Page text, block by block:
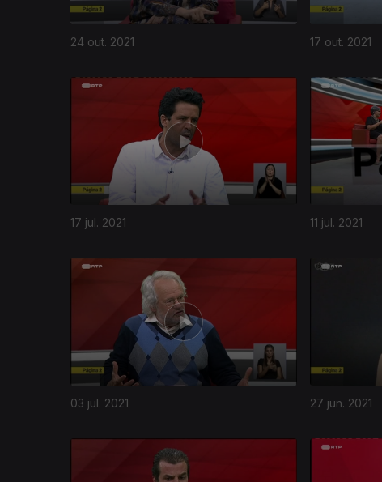
24 out. 2021 17 out. 2021
17 jul. 2021 11 jul. 2021
03 jul. 2021 27 jun. 2021